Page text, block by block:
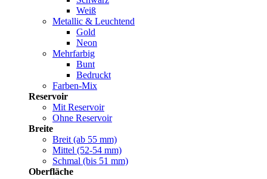
Weiß
Metallic & Leuchtend
Gold
Neon
Mehrfarbig
Bunt
Bedruckt
Farben-Mix
Reservoir
Mit Reservoir
Ohne Reservoir
Breite
Breit (ab 55 mm)
Mittel (52-54 mm)
Schmal (bis 51 mm)
Oberfläche